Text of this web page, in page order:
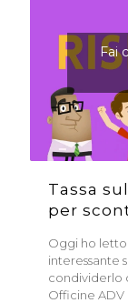
Fai
Tassa
per
Oggi ho
interessante
condividerlo
Officine ADV